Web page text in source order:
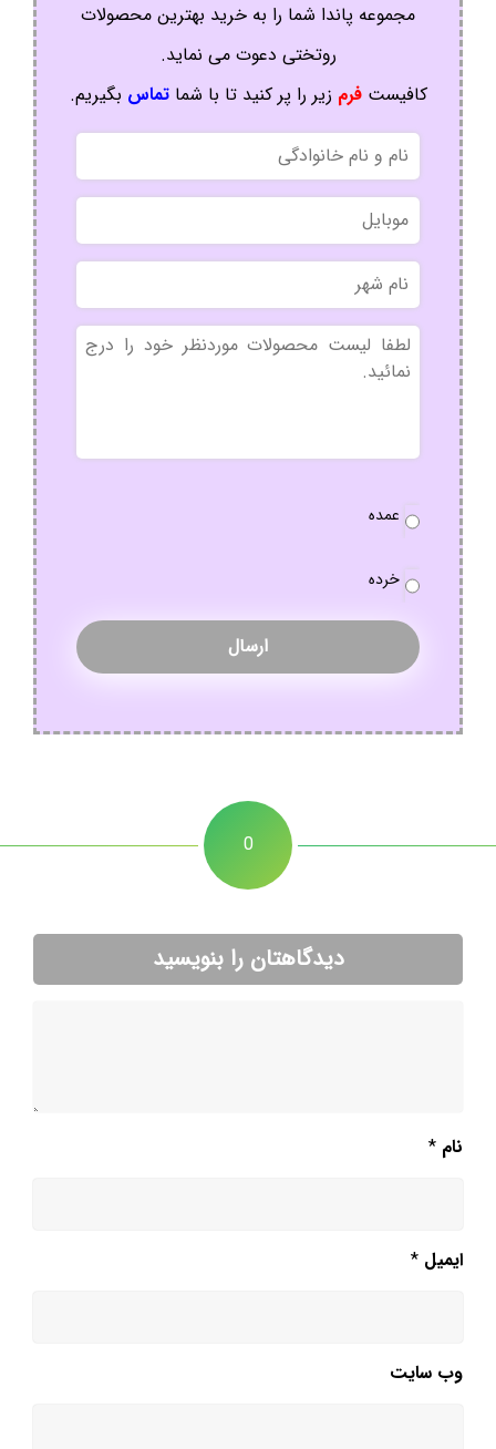
مجموعه پاندا شما را به خرید بهترین محصولات
روتختی دعوت می نماید.
کافیستفرم زیر را پر کنید تا با شماتماس بگیریم.
نام
و
نام
خانوادگی
موبایل
نام
شهر
بدون
عنوان
سفارش
عمده
خرده
0
دیدگاهتان را بنویسید
نام *
ایمیل *
وب‌ سایت